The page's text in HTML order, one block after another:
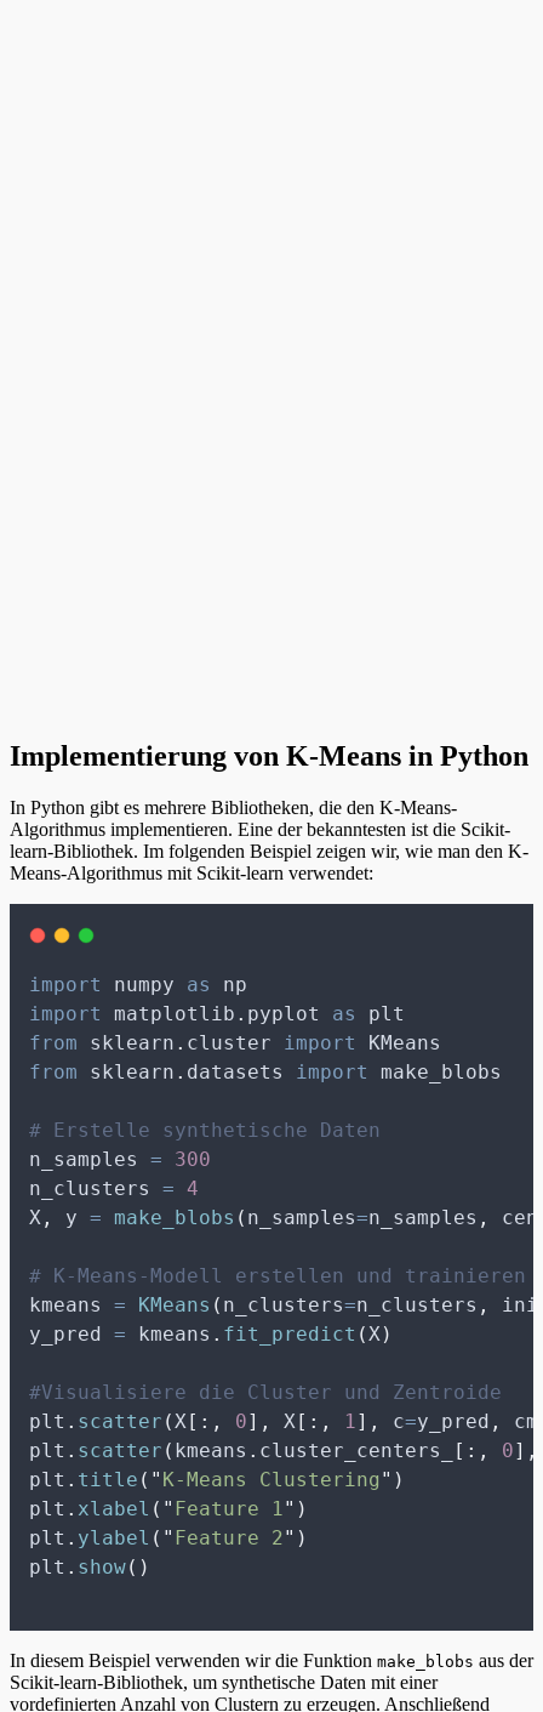
Implementierung von K-Means in Python
In Python gibt es mehrere Bibliotheken, die den K-Means-
Algorithmus implementieren. Eine der bekanntesten ist die Scikit-
learn-Bibliothek. Im folgenden Beispiel zeigen wir, wie man den K-
Means-Algorithmus mit Scikit-learn verwendet:
import numpy as
np
import
matplotlib . pyplot as
plt
from sklearn . cluster import
KMeans
from sklearn . datasets import make_blobs
# Erstelle synthetische Daten
n_samples =
300
n_clusters = 4
X , y = make_blobs ( n_samples=n_samples ,
# K-Means-Modell erstellen und trainieren
kmeans = KMeans ( n_clusters=n_clusters ,
y_pred = kmeans . fit_predict (X)
#Visualisiere die Cluster und Zentroide
plt . scatter (X [:, 0], X [:, 1], c=y_pred ,
plt . scatter ( kmeans . cluster_centers_ [:, 0],
plt . title ( " K-Means Clustering " )
plt . xlabel ( " Feature 1" )
plt . ylabel ( " Feature 2" )
plt . show()
In diesem Beispiel verwenden wir die Funktion make_blobs aus der
Scikit-learn-Bibliothek, um synthetische Daten mit einer
vordefinierten Anzahl von Clustern zu erzeugen. Anschließend